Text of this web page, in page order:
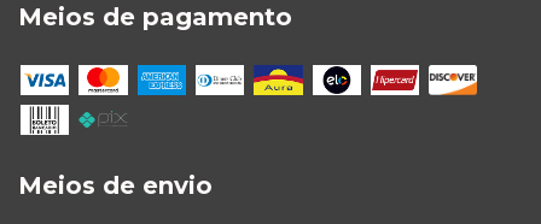
Meios de pagamento
Meios de envio